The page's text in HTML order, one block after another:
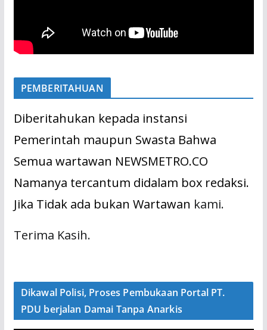
PEMBERITAHUAN
Diberitahukan kepada instansi
Pemerintah maupun Swasta Bahwa
Semua wartawan NEWSMETRO.CO
Namanya tercantum didalam box redaksi.
Jika Tidak ada bukan Wartawan kami.
Terima Kasih.
Dikawal Polisi, Proses Pembukaan Portal PT.
PDU berjalan Damai Tanpa Anarkis